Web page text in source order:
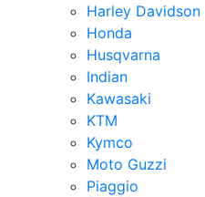
Harley Davidson
Honda
Husqvarna
Indian
Kawasaki
KTM
Kymco
Moto Guzzi
Piaggio